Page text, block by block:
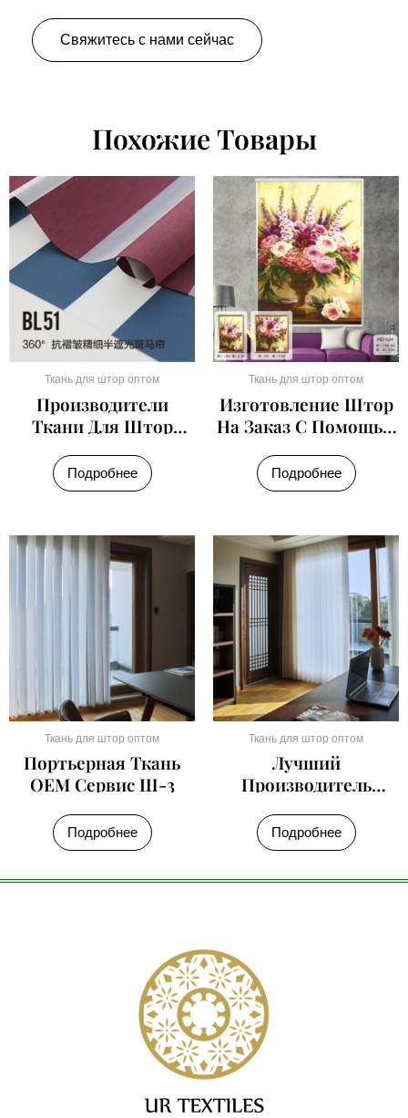
Свяжитесь с нами сейчас
Похожие Товары
Ткань для штор оптом
Производители
Ткани Для Штор
Подробнее
Ткань для штор оптом
Изготовление Штор
На Заказ С Помощью
Подробнее
Ткань для штор оптом
Портьерная Ткань
ОЕМ Сервис Ш-3
Подробнее
Ткань для штор оптом
Лучший
Производитель
Ш-5
Подробнее